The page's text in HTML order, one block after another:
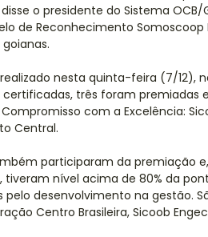
o presidente do Sistema OCB/
de Reconhecimento
nesta quinta-feira (7/12),
três foram premiadas
com a Excelência:
Central.
participaram da premiação
tiveram nível acima de 80% da
desenvolvimento na gestão.
Centro Brasileira, Sicoob